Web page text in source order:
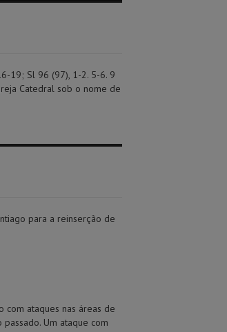
19; Sl 96 (97), 1-2. 5-6. 9
Catedral sob o nome de
para a reinserção de
com ataques nas áreas de
Um ataque com